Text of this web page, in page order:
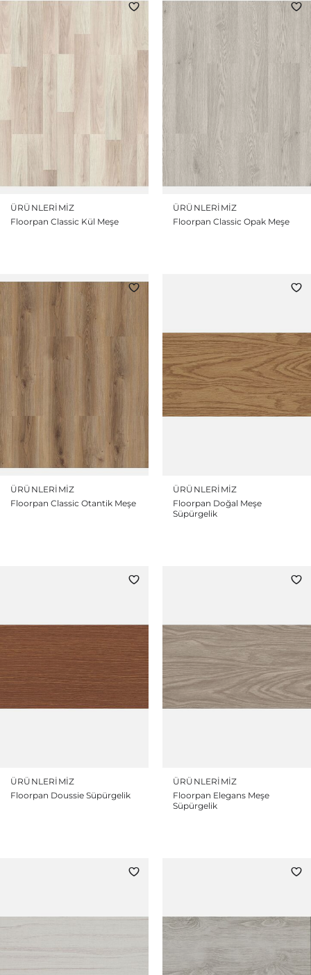
ÜRÜNLERIMIZ
Floorpan Classic Kül Meşe
ÜRÜNLERIMIZ
Floorpan Classic Opak Meşe
ÜRÜNLERIMIZ
Floorpan Classic Otantik Meşe
ÜRÜNLERIMIZ
Floorpan Doğal Meşe
Süpürgelik
ÜRÜNLERIMIZ
Floorpan Doussie Süpürgelik
ÜRÜNLERIMIZ
Floorpan Elegans Meşe
Süpürgelik